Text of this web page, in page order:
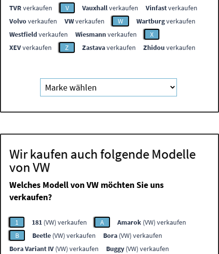
TVR verkaufen V Vauxhallverkaufen Vinfastverkaufen
Volvoverkaufen VWverkaufen W Wartburgverkaufen
Westfieldverkaufen Wiesmannverkaufen
X
XEVverkaufen Z Zastavaverkaufen Zhidou verkaufen
Wir kaufen auch folgende Modelle
von VW
Welches Modell von VW möchten Sie uns
verkaufen?
1 181 (VW) verkaufen A Amarok (VW) verkaufen
B
Beetle (VW) verkaufen Bora (VW) verkaufen
Bora Variant IV (VW) verkaufen Buggy (VW) verkaufen